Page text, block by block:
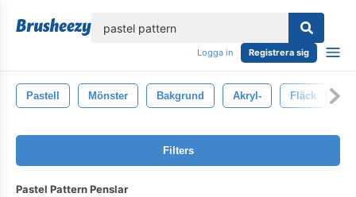
Logga in Registrera sig
Pastell Mönster Bakgrund Akryl- Fläck
Filters
Pastel Pattern Penslar